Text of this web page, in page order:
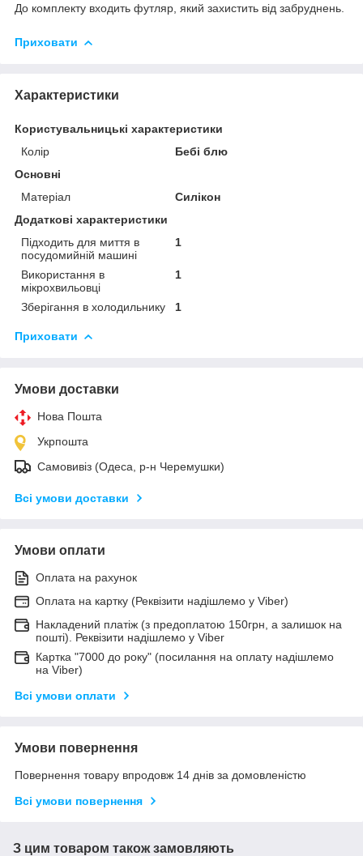
До комплекту входить футляр, який захистить від забруднень.
Приховати
Характеристики
Користувальницькі характеристики
Колір
Бебі блю
Основні
Матеріал
Силікон
Додаткові характеристики
Підходить для миття в
посудомийній машині
1
Використання в
мікрохвильовці
1
Зберігання в холодильнику 1
Приховати
Умови доставки
Нова Пошта
Укрпошта
Самовивіз (Одеса, р-н Черемушки)
Всі умови доставки
Умови оплати
Оплата на рахунок
Оплата на картку (Реквізити надішлемо у Viber)
Накладений платіж (з предоплатою 150грн, а залишок на
пошті). Реквізити надішлемо у Viber
Картка "7000 до року" (посилання на оплату надішлемо
на Viber)
Всі умови оплати
Умови повернення
Повернення товару впродовж 14 днів за домовленістю
Всі умови повернення
З цим товаром також замовляють